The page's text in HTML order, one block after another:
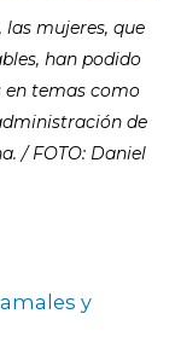
mujeres, que
han podido
en temas como
de
/ FOTO: Daniel
y